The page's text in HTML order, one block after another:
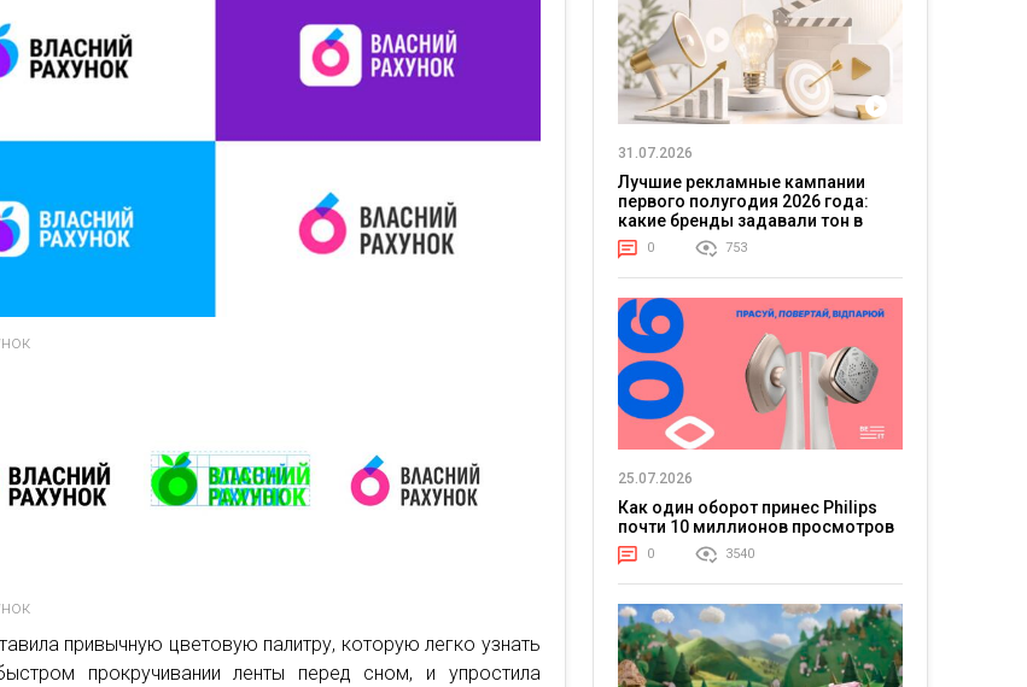
привычную цветовую палитру, которую легко узнать
прокручивании ленты перед сном, и упростила
31.07.2026
Лучшие рекламные кампании
первого полугодия 2026 года:
какие бренды задавали тон в
отрасли
0 753
25.07.2026
Как один оборот принес Philips
почти 10 миллионов просмотров
0 3540